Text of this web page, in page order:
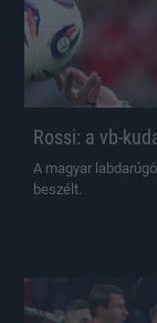
Rossi: a vb-
A magyar
beszélt.